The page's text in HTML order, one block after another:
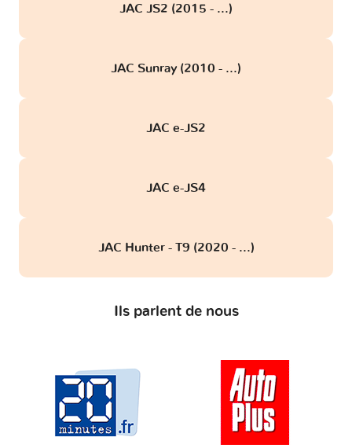
JAC JS2 (2015 - ...)
JAC Sunray (2010 - ...)
JAC e-JS2
JAC e-JS4
JAC Hunter - T9 (2020 - ...)
Ils parlent de nous